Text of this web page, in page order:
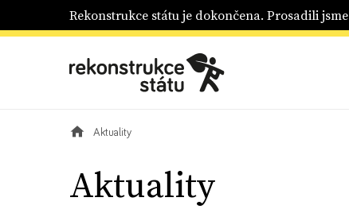
Rekonstrukce státu je dokončena. Prosadili jsme
Aktuality
Aktuality